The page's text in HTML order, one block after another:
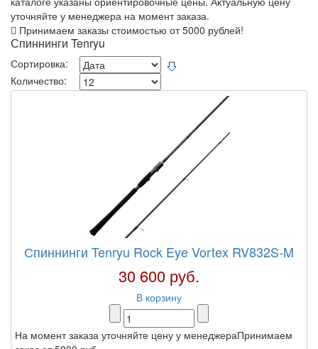
уточняйте у менеджера на момент заказа.
Принимаем заказы стоимостью от 5000 рублей!
Спиннинги Tenryu
Сортировка:
Количество:
Спиннинги Tenryu Rock Eye Vortex RV832S-M
30 600 руб.
В корзину
На момент заказа уточняйте цену у менеджераПринимаем